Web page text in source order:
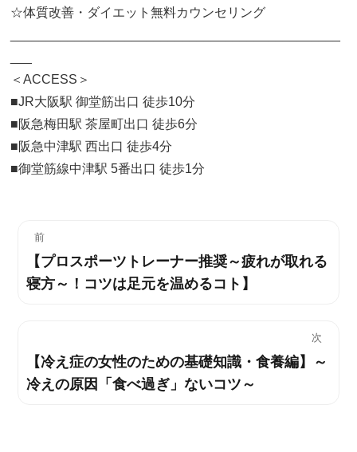
☆体質改善・ダイエット無料カウンセリング
＜ACCESS＞
■JR大阪駅 御堂筋出口 徒歩10分
■阪急梅田駅 茶屋町出口 徒歩6分
■阪急中津駅 西出口 徒歩4分
■御堂筋線中津駅 5番出口 徒歩1分
前
過
去
稿:
【プロスポーツトレーナー推奨～疲れが取れる
寝方～！コツは足元を温めるコト】
次
次
の
【冷え症の女性のための基礎知識・食養編】～
冷えの原因「食べ過ぎ」ないコツ～